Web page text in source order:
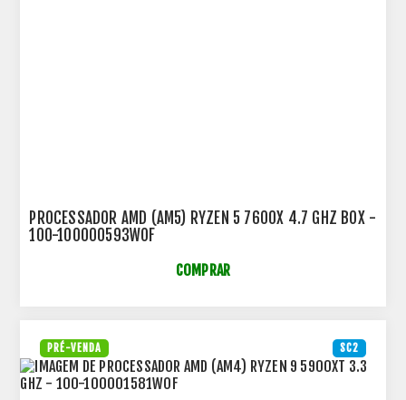
PROCESSADOR AMD (AM5) RYZEN 5 7600X 4.7 GHZ BOX -
100-100000593WOF
COMPRAR
SC2
PRÉ-VENDA